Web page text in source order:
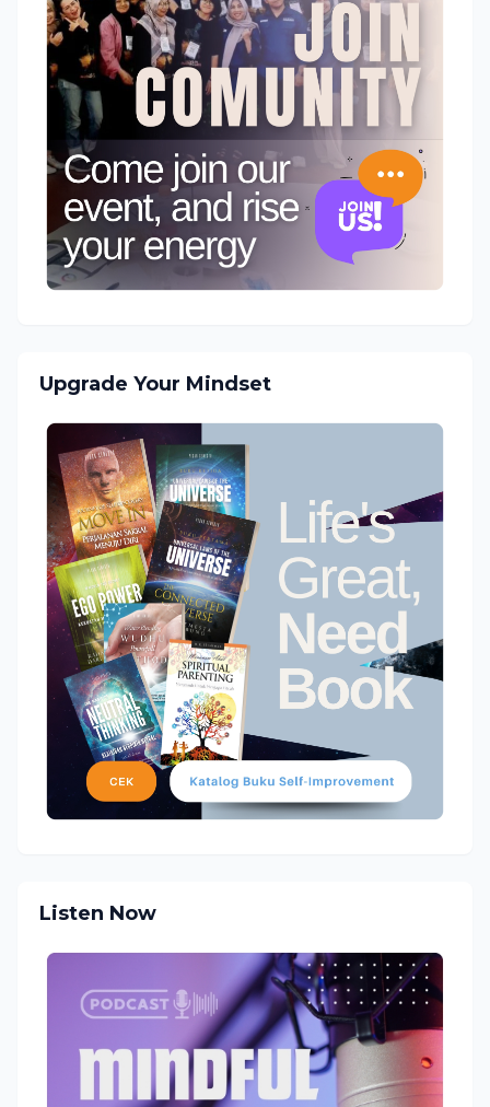
Upgrade Your Mindset
Listen Now